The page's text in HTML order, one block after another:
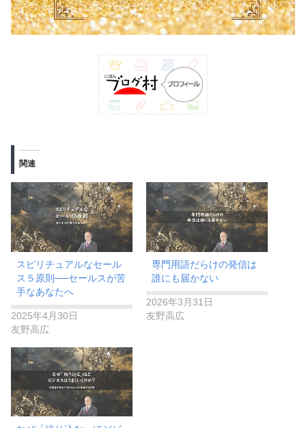
関連
​​スピリチュアルなセール
ス５原則──セールスが苦
手なあなたへ
2025年4月30日
友野高広
​​専門用語だらけの発信は
誰にも届かない
2026年3月31日
友野高広